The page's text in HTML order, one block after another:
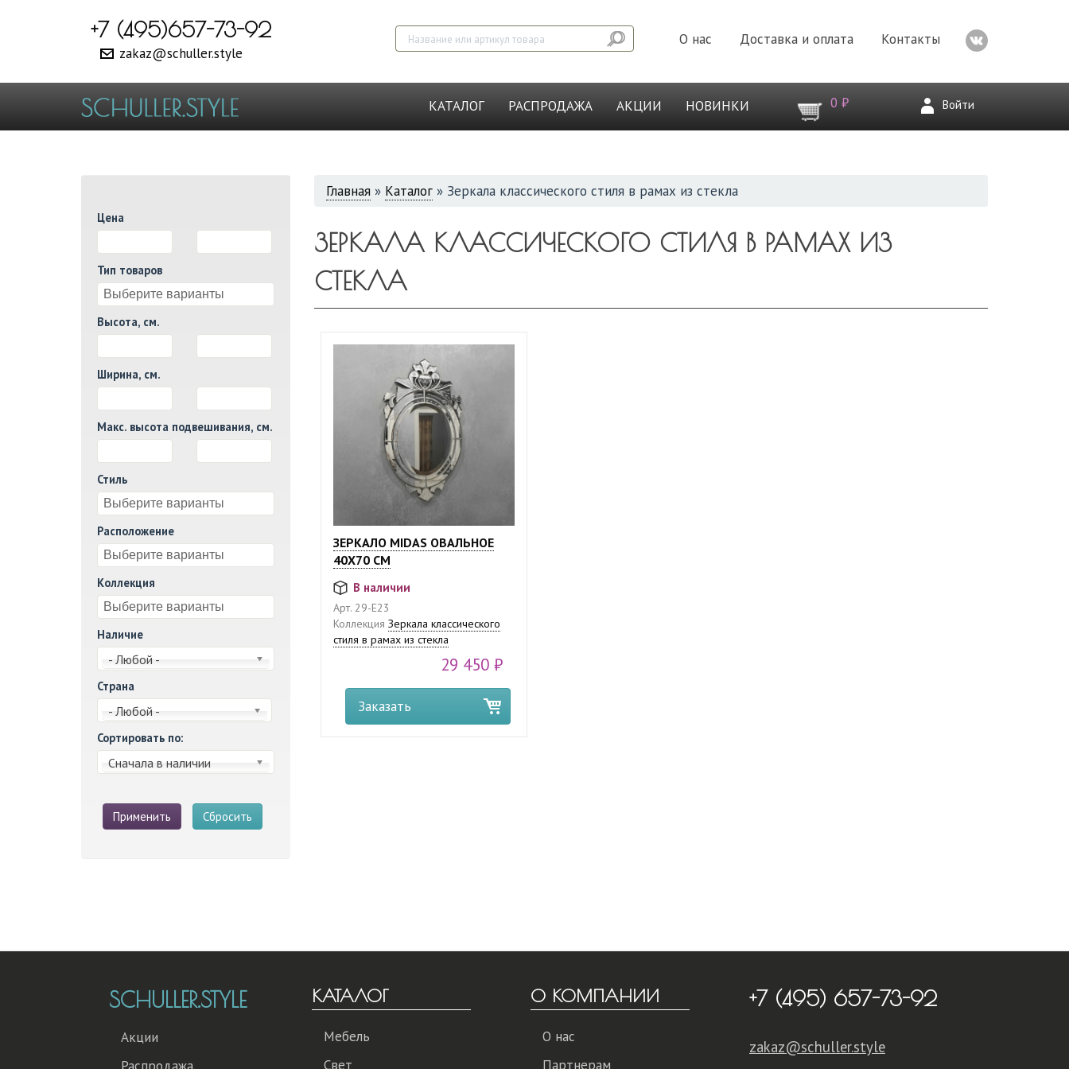
+7 (495)657-73-92
zakaz@schuller.style
О нас Доставка и оплата Контакты
КАТАЛОГ РАСПРОДАЖА АКЦИИ НОВИНКИ 0 ₽ Войти
Цена
Тип товаров
Высота, см.
Ширина, см.
Макс. высота подвешивания, см.
Стиль
Расположение
Коллекция
Наличие
- Любой -
Страна
- Любой -
Сортировать по:
Сначала в наличии
Применить Сбросить
ВЫ
ЗДЕСЬ
Главная » Каталог » Зеркала классического стиля в рамах из стекла
ЗЕРКАЛА КЛАССИЧЕСКОГО СТИЛЯ В РАМАХ ИЗ
СТЕКЛА
ЗЕРКАЛО MIDAS ОВАЛЬНОЕ
40X70 СМ
В наличии
Арт.29-E23
Коллекция Зеркала классического
стиля в рамах из стекла
29 450 ₽
Заказать
SCHULLER.STYLE
Акции
КАТАЛОГ
Мебель
Свет
О КОМПАНИИ
О нас
Партнерам
+7 (495) 657-73-92
zakaz@schuller.style